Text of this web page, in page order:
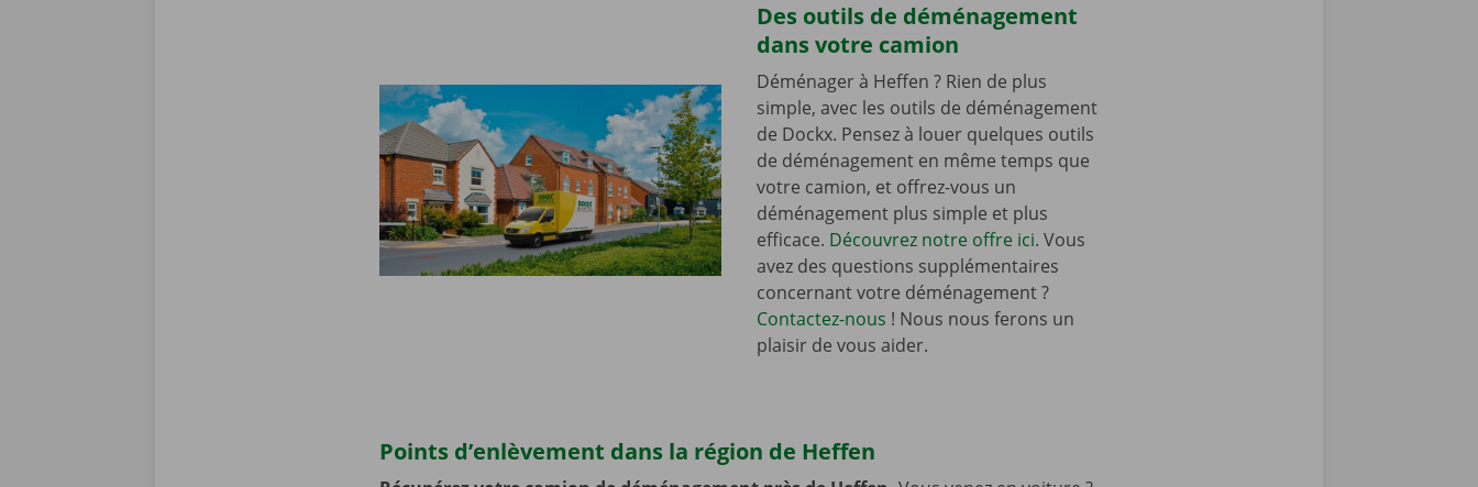
Des outils de déménagement
dans votre camion
Déménager à Heffen ? Rien de plus
simple, avec les outils de déménagement
de Dockx. Pensez à louer quelques outils
de déménagement en même temps que
votre camion, et offrez-vous un
déménagement plus simple et plus
efficace. Découvrez notre offre ici. Vous
avez des questions supplémentaires
concernant votre déménagement ?
Contactez-nous ! Nous nous ferons un
plaisir de vous aider.
Points d’enlèvement dans la région de Heffen